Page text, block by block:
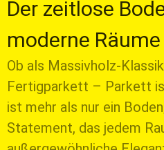
Der zeitlose
moderne Räume
Ob als Massivholz-
Fertigparkett – Parkett
ist mehr als nur ein
Statement, das jedem